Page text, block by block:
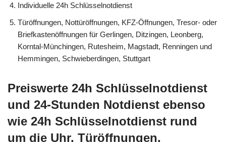
Individuelle 24h Schlüsselnotdienst
Türöffnungen, Nottüröffnungen, KFZ-Öffnungen, Tresor- oder
Briefkastenöffnungen für Gerlingen, Ditzingen, Leonberg,
Korntal-Münchingen, Rutesheim, Magstadt, Renningen und
Hemmingen, Schwieberdingen, Stuttgart
Preiswerte 24h Schlüsselnotdienst
und 24-Stunden Notdienst ebenso
wie 24h Schlüsselnotdienst rund
um die Uhr, Türöffnungen,